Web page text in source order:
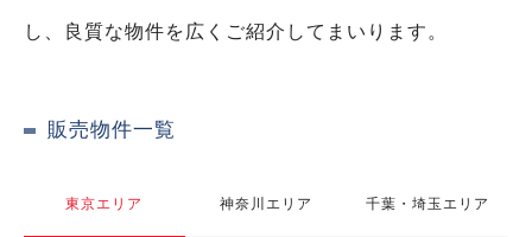
し、良質な物件を広くご紹介してまいります。
販売物件一覧
東京エリア 神奈川エリア 千葉・埼玉エリア